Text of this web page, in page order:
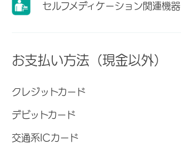
セルフメディケーション関連機器
お支払い方法（現金以外）
クレジットカード
デビットカード
交通系ICカード